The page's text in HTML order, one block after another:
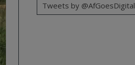
Tweets by @AfGoesDigital